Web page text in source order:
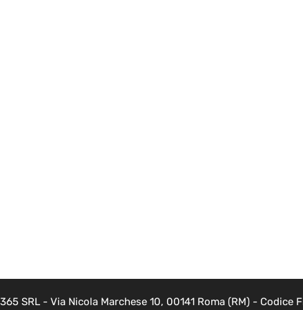
SRL - Via Nicola Marchese 10, 00141 Roma (RM) - Codice